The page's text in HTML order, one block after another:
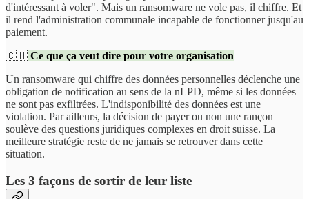
d'intéressant à voler". Mais un ransomware ne vole pas, il chiffre. Et
il rend l'administration communale incapable de fonctionner jusqu'au
paiement.
🇨🇭 Ce que ça veut dire pour votre organisation
Un ransomware qui chiffre des données personnelles déclenche une
obligation de notification au sens de la nLPD, même si les données
ne sont pas exfiltrées. L'indisponibilité des données est une
violation. Par ailleurs, la décision de payer ou non une rançon
soulève des questions juridiques complexes en droit suisse. La
meilleure stratégie reste de ne jamais se retrouver dans cette
situation.
Les 3 façons de sortir de leur liste